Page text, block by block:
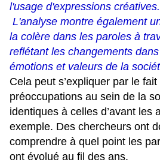
l'usage d'expressions créatives.
L'analyse montre également
la colère dans les paroles à
reflétant les changements
émotions et valeurs de la
Cela peut s’expliquer par le
préoccupations au sein de la
identiques à celles d’avant les
exemple. Des chercheurs ont
comprendre à quel point les
ont évolué au fil des ans.